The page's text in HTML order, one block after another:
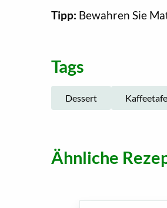
Tipp: Bewahren Sie
Tags
Dessert
Ähnliche